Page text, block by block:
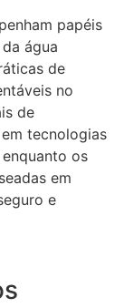
papéis
água
de
no
de
tecnologias
os
em
e